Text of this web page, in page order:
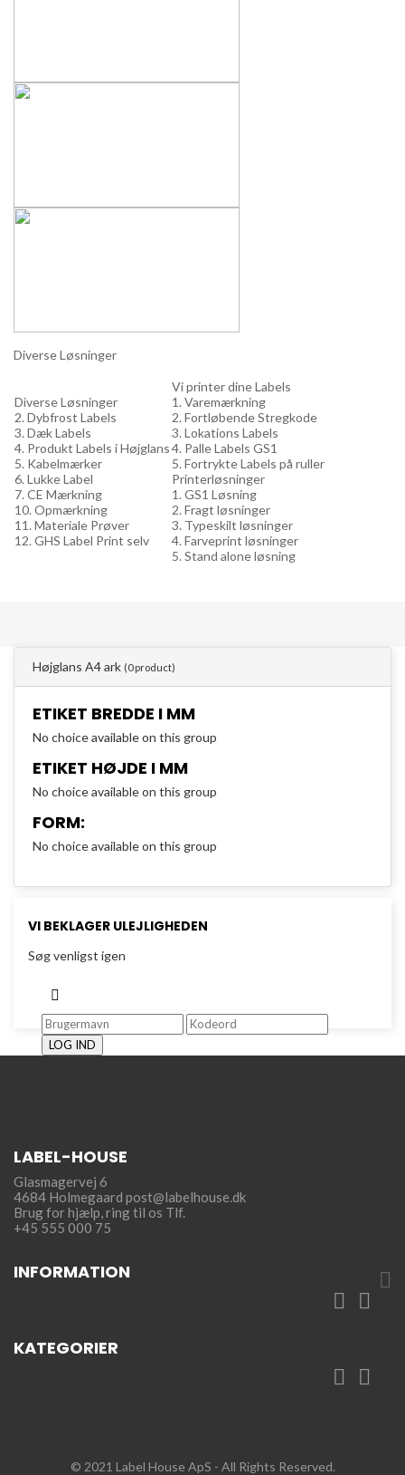
Diverse Løsninger
Diverse Løsninger
2. Dybfrost Labels
3. Dæk Labels
4. Produkt Labels i Højglans
5. Kabelmærker
6. Lukke Label
7. CE Mærkning
10. Opmærkning
11. Materiale Prøver
12. GHS Label Print selv
Vi printer dine Labels
1. Varemærkning
2. Fortløbende Stregkode
3. Lokations Labels
4. Palle Labels GS1
5. Fortrykte Labels på ruller
Printerløsninger
1. GS1 Løsning
2. Fragt løsninger
3. Typeskilt løsninger
4. Farveprint løsninger
5. Stand alone løsning
Højglans A4 ark (0 product)
ETIKET BREDDE I MM
No choice available on this group
ETIKET HØJDE I MM
No choice available on this group
FORM:
No choice available on this group
VI BEKLAGER ULEJLIGHEDEN
Søg venligst igen
LOG IND
LABEL-HOUSE
Glasmagervej 6
4684 Holmegaard post@labelhouse.dk
Brug for hjælp,ring til os Tlf.
+45 555 000 75
INFORMATION
 
KATEGORIER
 
© 2021 Label House ApS - All Rights Reserved.
